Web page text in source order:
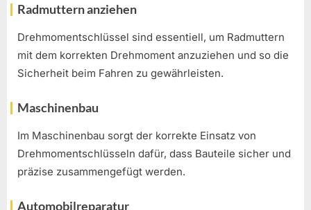
Radmuttern anziehen
Drehmomentschlüssel sind essentiell, um Radmuttern
mit dem korrekten Drehmoment anzuziehen und so die
Sicherheit beim Fahren zu gewährleisten.
Maschinenbau
Im Maschinenbau sorgt der korrekte Einsatz von
Drehmomentschlüsseln dafür, dass Bauteile sicher und
präzise zusammengefügt werden.
Automobilreparatur